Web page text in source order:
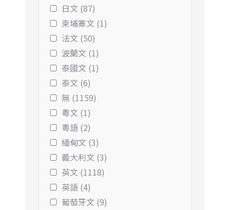
日文 (87)
柬埔寨文 (1)
法文 (50)
波蘭文 (1)
泰國文 (1)
泰文 (6)
無 (1159)
粵文 (1)
粵語 (2)
緬甸文 (3)
義大利文 (3)
英文 (1118)
英語 (4)
葡萄牙文 (9)